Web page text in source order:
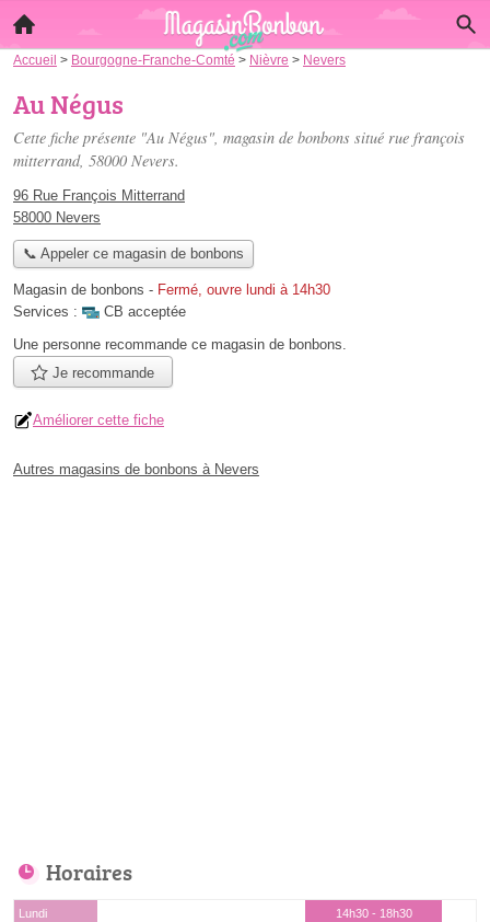
Accueil > Bourgogne-Franche-Comté > Nièvre > Nevers
Au Négus
Cette fiche présente "Au Négus", magasin de bonbons situé rue françois
mitterrand, 58000 Nevers.
96 Rue François Mitterrand
58000 Nevers
📞 Appeler ce magasin de bonbons
Magasin de bonbons - Fermé, ouvre lundi à 14h30
Services :
CB acceptée
Une personne recommande ce magasin de bonbons.
Je recommande
Améliorer cette fiche
Autres magasins de bonbons à Nevers
Horaires
Lundi
14h30 - 18h30